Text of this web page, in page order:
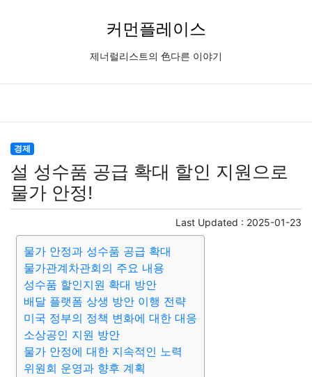
커먼플레이스
제너럴리스트의 色다른 이야기
경제
설 성수품 공급 확대 할인 지원으로
물가 안정!
Last Updated : 2025-01-23
물가 안정과 성수품 공급 확대
물가관계차관회의 주요 내용
성수품 할인지원 확대 방안
배달 플랫폼 상생 방안 이행 전략
미국 정부의 정책 변화에 대한 대응
소상공인 지원 방안
물가 안정에 대한 지속적인 노력
위원회 운영과 향후 계획